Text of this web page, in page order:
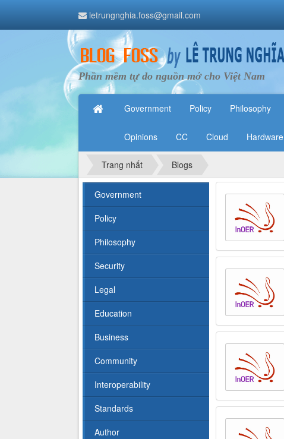
letrungnghia.foss@gmail.com
Phần mềm tự do nguồn mở cho Việt Nam
Government Policy Philosophy
Opinions CC Cloud Hardware
Trang nhất Blogs
Government
Policy
Philosophy
Security
Legal
Education
Business
Community
Interoperability
Standards
Author